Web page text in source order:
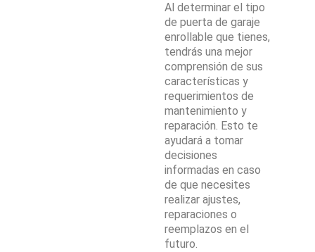
Al determinar el tipo
de puerta de garaje
enrollable que tienes,
tendrás una mejor
comprensión de sus
características y
requerimientos de
mantenimiento y
reparación. Esto te
ayudará a tomar
decisiones
informadas en caso
de que necesites
realizar ajustes,
reparaciones o
reemplazos en el
futuro.